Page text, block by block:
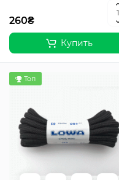
260₴
Купить
Топ